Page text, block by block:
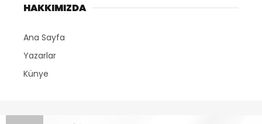
HAKKIMIZDA
Ana Sayfa
Yazarlar
Künye